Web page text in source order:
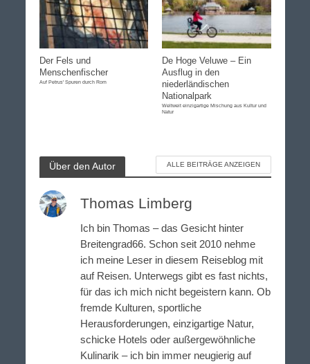
Der Fels und
Menschenfischer
Auf Petrus' Spuren durch Rom
De Hoge Veluwe – Ein
Ausflug in den
niederländischen
Nationalpark
Weltweit einzigartige Mischung aus Kultur und
Natur
Über den Autor ALLE BEITRÄGE ANZEIGEN
Thomas Limberg
Ich bin Thomas – das Gesicht hinter
Breitengrad66. Schon seit 2010 nehme
ich meine Leser in diesem Reiseblog mit
auf Reisen. Unterwegs gibt es fast nichts,
für das ich mich nicht begeistern kann. Ob
fremde Kulturen, sportliche
Herausforderungen, einzigartige Natur,
schicke Hotels oder außergewöhnliche
Kulinarik – ich bin immer neugierig auf